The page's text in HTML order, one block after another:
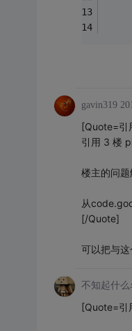
gavin319
[Quote=引
引用 3 楼
楼主的问
从
[/Quote]
可以把与这
不知起什么
[Quote=引